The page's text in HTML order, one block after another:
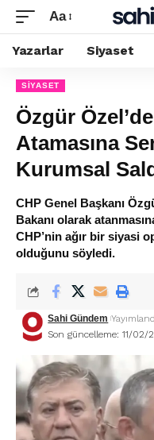
Aa
Yazarlar Siyaset
SIYASET
Özgür
Atamasına
Kurumsal
CHP Genel Başkanı
Bakanı olarak
CHP’nin ağır bir siyasi
olduğunu söyledi.
Son güncelleme: 11/02/
Sahi Gündem